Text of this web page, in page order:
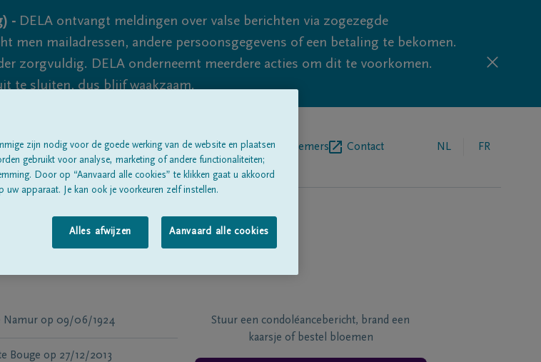
- DELA ontvangt meldingen over valse berichten via zogezegde
men mailadressen, andere persoonsgegevens of een betaling te bekomen.
zorgvuldig. DELA onderneemt meerdere acties om dit te voorkomen.
te sluiten, dus blijf waakzaam.
Alle rouwberichtenOver onsBegrafenisondernemers Contact NL FR
Namur op 09/06/1924
Bouge op 27/12/2013
Stuur een condoléancebericht, brand een
kaarsje of bestel bloemen
zijn nodig voor de goede werking van de website en plaatsen
gebruikt voor analyse, marketing of andere functionaliteiten;
Door op “Aanvaard alle cookies” te klikken gaat u akkoord
apparaat. Je kan ook je voorkeuren zelf instellen.
Alles afwijzen Aanvaard alle cookies